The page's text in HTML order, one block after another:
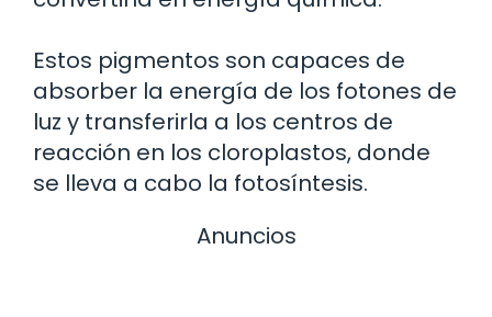
Estos pigmentos son capaces de
absorber la energía de los fotones de
luz y transferirla a los centros de
reacción en los cloroplastos, donde
se lleva a cabo la fotosíntesis.
Anuncios